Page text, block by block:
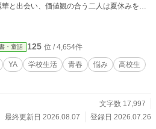
と出会い、価値観の合う二人は夏休みを共
校先は文の通う高校だった。 普通を演
でいる麗華。 そんな価値観のズレから二人
り、周りと合わすことをしない麗華はクラ
普通を演じることに限界を
の失敗から、クラスでいじめられるように
より、その答えを見つけていく。
・童話 125 位 / 4,654件
YA 学校生活 青春 悩み
高校生
文字数 17,997
最終更新日 2026.08.07
登録日 2026.07.26